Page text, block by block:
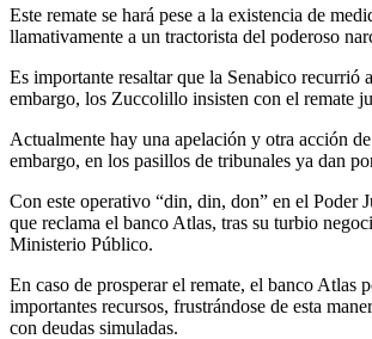
Este remate se hará pese a la existencia de
llamativamente a un tractorista del poderoso
Es importante resaltar que la Senabico recurrió
embargo, los Zuccolillo insisten con el remate
Actualmente hay una apelación y otra acción
embargo, en los pasillos de tribunales ya dan
Con este operativo “din, din, don” en el Poder
que reclama el banco Atlas, tras su turbio
Ministerio Público.
En caso de prosperar el remate, el banco Atlas
importantes recursos, frustrándose de esta
con deudas simuladas.